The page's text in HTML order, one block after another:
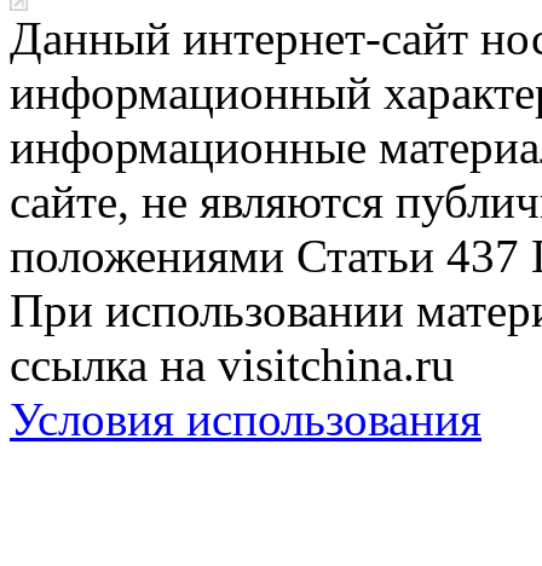
Данный интернет-сайт
информационный
информационные
сайте, не являются
положениями Статьи 437
При использовании
ссылка на visitchina.ru
Условия использования